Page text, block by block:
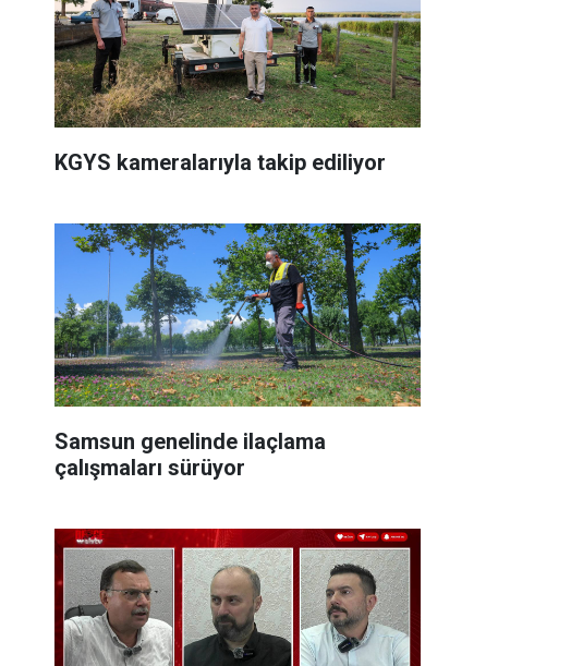
KGYS kameralarıyla takip ediliyor
Samsun genelinde ilaçlama
çalışmaları sürüyor